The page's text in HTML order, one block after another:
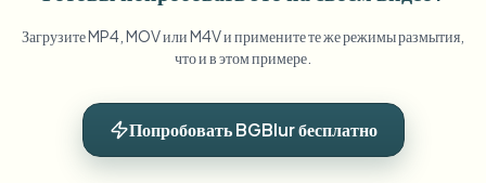
Загрузите MP4, MOV или M4V и примените те же режимы размытия,
что и в этом примере.
Попробовать BGBlur бесплатно